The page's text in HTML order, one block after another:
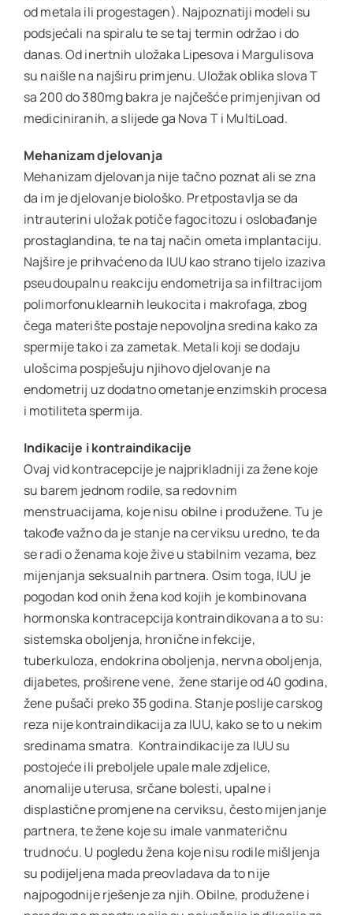
od metala ili progestagen). Najpoznatiji modeli su
podsjećali na spiralu te se taj termin održao i do
danas. Od inertnih uložaka Lipesova i Margulisova
su naišle na najširu primjenu. Uložak oblika slova T
sa 200 do 380mg bakra je najčešće primjenjivan od
mediciniranih, a slijede ga Nova T i MultiLoad.
Mehanizam djelovanja
Mehanizam djelovanja nije tačno poznat ali se zna
da im je djelovanje biološko. Pretpostavlja se da
intrauterini uložak potiče fagocitozu i oslobađanje
prostaglandina, te na taj način ometa implantaciju.
Najšire je prihvaćeno da IUU kao strano tijelo izaziva
pseudoupalnu reakciju endometrija sa infiltracijom
polimorfonuklearnih leukocita i makrofaga, zbog
čega materište postaje nepovoljna sredina kako za
spermije tako i za zametak. Metali koji se dodaju
ulošcima pospješuju njihovo djelovanje na
endometrij uz dodatno ometanje enzimskih procesa
i motiliteta spermija.
Indikacije i kontraindikacije
Ovaj vid kontracepcije je najprikladniji za žene koje
su barem jednom rodile, sa redovnim
menstruacijama, koje nisu obilne i produžene. Tu je
takođe važno da je stanje na cerviksu uredno, te da
se radi o ženama koje žive u stabilnim vezama, bez
mijenjanja seksualnih partnera. Osim toga, IUU je
pogodan kod onih žena kod kojih je kombinovana
hormonska kontracepcija kontraindikovana a to su:
sistemska oboljenja, hronične infekcije,
tuberkuloza, endokrina oboljenja, nervna oboljenja,
dijabetes, proširene vene, žene starije od 40 godina,
žene pušači preko 35 godina. Stanje poslije carskog
reza nije kontraindikacija za IUU, kako se to u nekim
sredinama smatra. Kontraindikacije za IUU su
postojeće ili preboljele upale male zdjelice,
anomalije uterusa, srčane bolesti, upalne i
displastične promjene na cerviksu, često mijenjanje
partnera, te žene koje su imale vanmateričnu
trudnoću. U pogledu žena koje nisu rodile mišljenja
su podijeljena mada preovladava da to nije
najpogodnije rješenje za njih. Obilne, produžene i